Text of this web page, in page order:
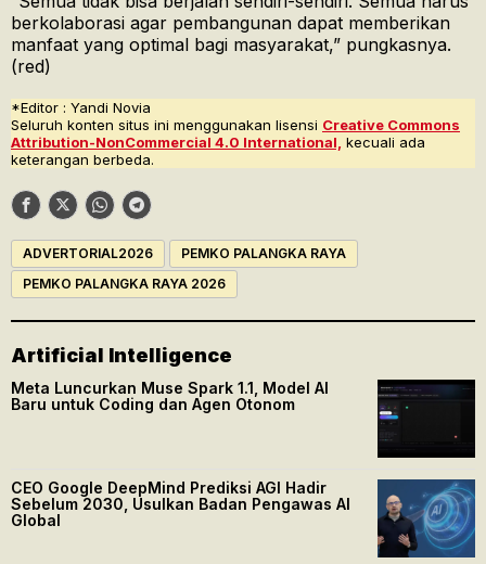
berkolaborasi agar pembangunan dapat memberikan
manfaat yang optimal bagi masyarakat,” pungkasnya.
(red)
*Editor : Yandi Novia
Seluruh konten situs ini menggunakan lisensi Creative Commons
Attribution-NonCommercial 4.0 International, kecuali ada
keterangan berbeda.
ADVERTORIAL2026
PEMKO PALANGKA RAYA
PEMKO PALANGKA RAYA 2026
Artificial Intelligence
Meta Luncurkan Muse Spark 1.1, Model AI
Baru untuk Coding dan Agen Otonom
CEO Google DeepMind Prediksi AGI Hadir
Sebelum 2030, Usulkan Badan Pengawas AI
Global